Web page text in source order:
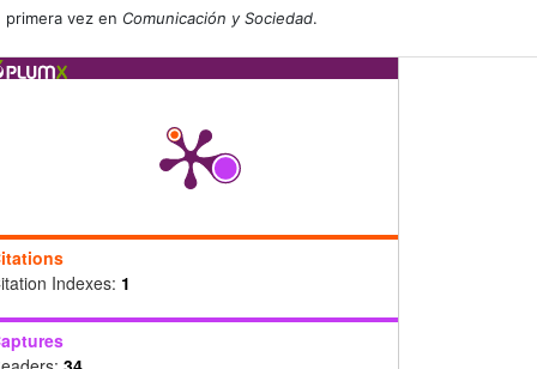
primera vez en Comunicación y Sociedad.
Indexes: 1